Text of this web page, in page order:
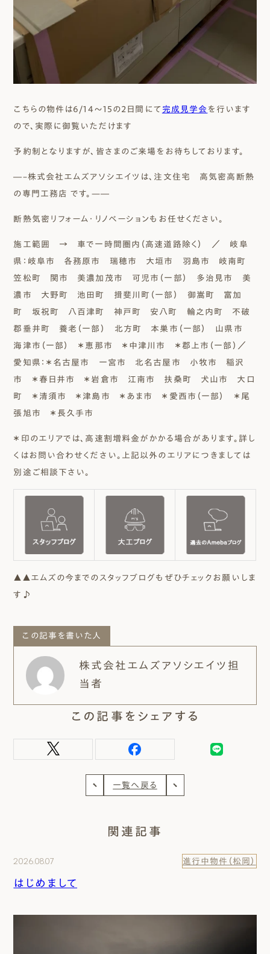
こちらの物件は6/14～15の2日間にて 完成見学会 を行います
ので、実際に御覧いただけます
予約制となりますが、皆さまのご来場をお待ちしております。
―–株式会社エムズアソシエイツは、注文住宅 高気密高断熱
の専門工務店 です。—―
断熱気密リフォーム・リノベーションもお任せください。
施工範囲 → 車で一時間圏内（高速道路除く）
／ 岐阜
県：岐阜市 各務原市 瑞穂市 大垣市 羽島市 岐南町
笠松町 関市 美濃加茂市 可児市（一部） 多治見市 美
濃市 大野町 池田町 揖斐川町（一部） 御嵩町 富加
町 坂祝町 八百津町 神戸町 安八町 輪之内町 不破
郡垂井町 養老（一部） 北方町 本巣市（一部） 山県市
海津市（一部） ＊恵那市 ＊中津川市 ＊郡上市（一部）／
愛知県：＊名古屋市 一宮市 北名古屋市 小牧市 稲沢
市 ＊春日井市 ＊岩倉市 江南市 扶桑町 犬山市 大口
町 ＊清須市 ＊津島市 ＊あま市 ＊愛西市（一部） ＊尾
張旭市 ＊長久手市
＊印のエリアでは、高速割増料金がかかる場合があります。詳し
くはお問い合わせください。上記以外のエリアにつきましては
別途ご相談下さい。
▲▲エムズの今までのスタッフブログもぜひチェックお願いしま
す♪
この記事を書いた人
株式会社エムズアソシエイツ担
当者
この記事をシェアする
一覧へ戻る
関連記事
2026.08.07 進行中物件（松岡）
はじめまして